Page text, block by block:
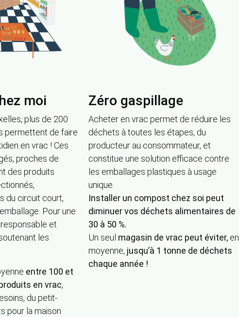
moi
plus de 200
permettent de faire
en vrac ! Ces
proches de
des produits
du circuit court,
Pour une
et
les
entre 100 et
en vrac,
du petit-
pour la maison
Zéro gaspillage
Acheter en vrac permet de réduire les
déchets à toutes les étapes, du
producteur au consommateur, et
constitue une solution efficace contre
les emballages plastiques à usage
unique.
Installer un compost chez soi peut
diminuer vos déchets alimentaires de
30 à 50 %.
Un seul magasin de vrac peut éviter, en
moyenne, jusqu’à 1 tonne de déchets
chaque année !